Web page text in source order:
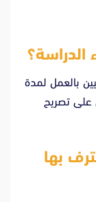
الدراسة؟
بالعمل لمدة
على تصريح
بها